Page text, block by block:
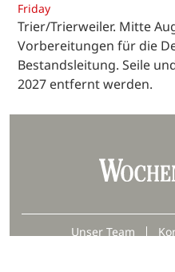
Friday
Trier/Trierweiler. Mitte
Vorbereitungen für die
Bestandsleitung. Seile
2027 entfernt werden.
Unser Team